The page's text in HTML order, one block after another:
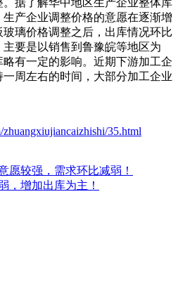
产企业调整价格的意愿在逐渐增
璃价格调整之后，出库情况环比
要是以销售到鲁豫皖等地区为
有一定的影响。近期下游加工企
周左右的时间，大部分加工企业
35.html
愿较强，需求环比减弱！
，增加出库为主！